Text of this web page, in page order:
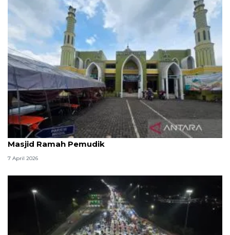
Kemenag: 3,5 juta orang manfaatkan layanan
Masjid Ramah Pemudik
7 April 2026